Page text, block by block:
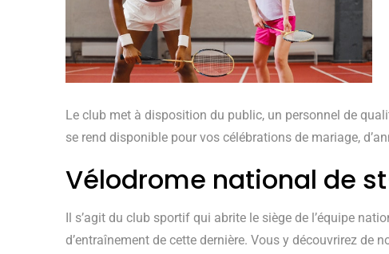
Le club met à disposition du public, un personnel de
se rend disponible pour vos célébrations de mariage,
Vélodrome national de
Il s’agit du club sportif qui abrite le siège de l’équipe
d’entraînement de cette dernière. Vous y découvrirez